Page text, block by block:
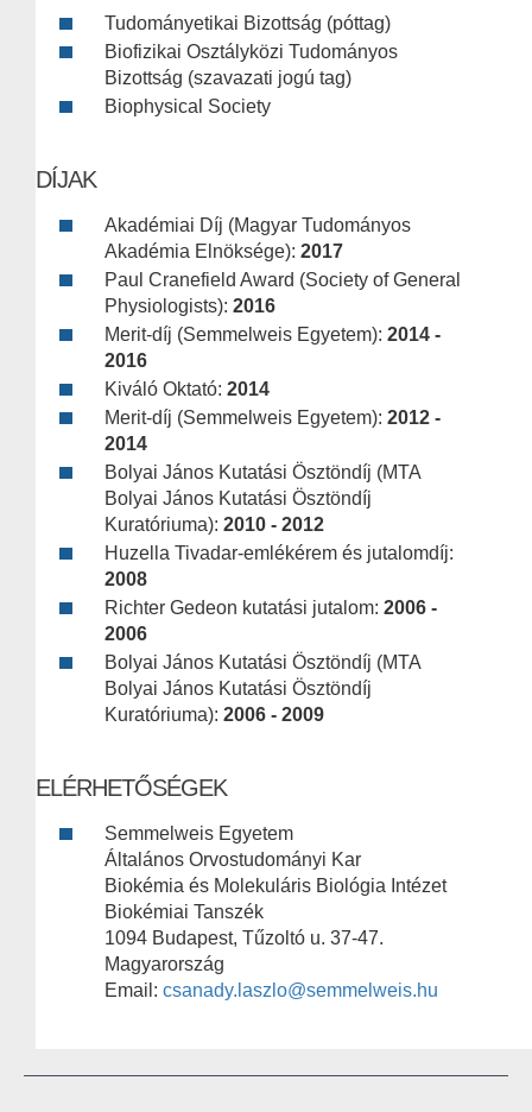
Tudományetikai Bizottság (póttag)
Biofizikai Osztályközi Tudományos
Bizottság (szavazati jogú tag)
Biophysical Society
DÍJAK
Akadémiai Díj (Magyar Tudományos
Akadémia Elnöksége): 2017
Paul Cranefield Award (Society of General
Physiologists): 2016
Merit-díj (Semmelweis Egyetem): 2014 -
2016
Kiváló Oktató: 2014
Merit-díj (Semmelweis Egyetem): 2012 -
2014
Bolyai János Kutatási Ösztöndíj (MTA
Bolyai János Kutatási Ösztöndíj
Kuratóriuma): 2010 - 2012
Huzella Tivadar-emlékérem és jutalomdíj:
2008
Richter Gedeon kutatási jutalom: 2006 -
2006
Bolyai János Kutatási Ösztöndíj (MTA
Bolyai János Kutatási Ösztöndíj
Kuratóriuma): 2006 - 2009
ELÉRHETŐSÉGEK
Semmelweis Egyetem
Általános Orvostudományi Kar
Biokémia és Molekuláris Biológia Intézet
Biokémiai Tanszék
1094 Budapest, Tűzoltó u. 37-47.
Magyarország
Email: csanady.laszlo@semmelweis.hu